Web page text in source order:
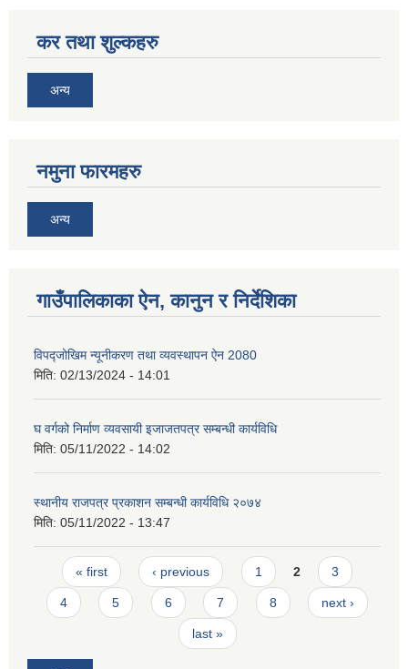
कर तथा शुल्कहरु
अन्य
नमुना फारमहरु
अन्य
गाउँपालिकाका ऐन, कानुन र निर्देशिका
विपद्जोखिम न्यूनीकरण तथा व्यवस्थापन ऐन 2080
मिति: 02/13/2024 - 14:01
घ वर्गको निर्माण व्यवसायी इजाजतपत्र सम्बन्धी कार्यविधि
मिति: 05/11/2022 - 14:02
स्थानीय राजपत्र प्रकाशन सम्बन्धी कार्यविधि २०७४
मिति: 05/11/2022 - 13:47
Pages
« first ‹ previous 1 2 3
4 5 6 7 8 next ›
last »